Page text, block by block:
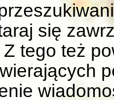
się
Z tego też